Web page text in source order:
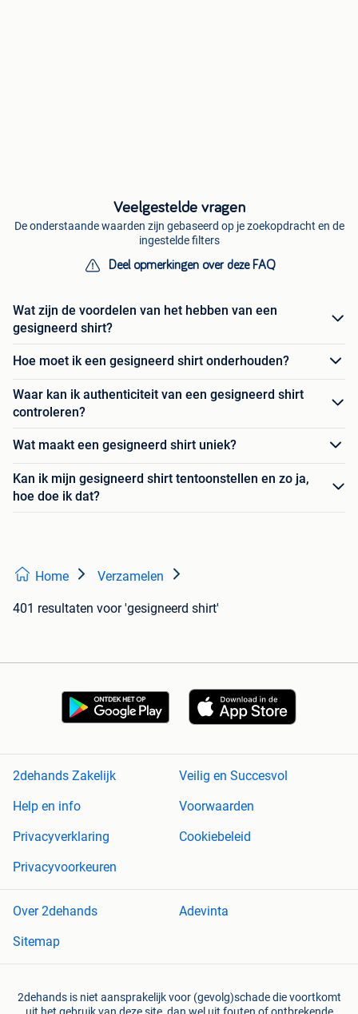
Veelgestelde vragen
De onderstaande waarden zijn gebaseerd op je zoekopdracht en de
ingestelde filters
Deel opmerkingen over deze FAQ
Wat zijn de voordelen van het hebben van een
gesigneerd shirt?
Hoe moet ik een gesigneerd shirt onderhouden?
Waar kan ik authenticiteit van een gesigneerd shirt
controleren?
Wat maakt een gesigneerd shirt uniek?
Kan ik mijn gesigneerd shirt tentoonstellen en zo ja,
hoe doe ik dat?
Home Verzamelen
401 resultaten voor 'gesigneerd shirt'
2dehands Zakelijk
Veilig en Succesvol
Help en info
Voorwaarden
Privacyverklaring
Cookiebeleid
Privacyvoorkeuren
Over 2dehands
Adevinta
Sitemap
2dehands is niet aansprakelijk voor (gevolg)schade die voortkomt